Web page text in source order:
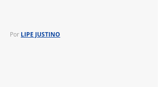
Por LIPE JUSTINO